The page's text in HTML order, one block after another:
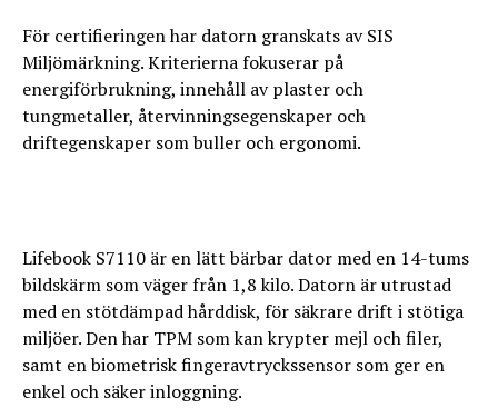
För certifieringen har datorn granskats av SIS
Miljömärkning. Kriterierna fokuserar på
energiförbrukning, innehåll av plaster och
tungmetaller, återvinningsegenskaper och
driftegenskaper som buller och ergonomi.
Lifebook S7110 är en lätt bärbar dator med en 14-tums
bildskärm som väger från 1,8 kilo. Datorn är utrustad
med en stötdämpad hårddisk, för säkrare drift i stötiga
miljöer. Den har TPM som kan krypter mejl och filer,
samt en biometrisk fingeravtryckssensor som ger en
enkel och säker inloggning.